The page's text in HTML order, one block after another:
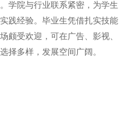
学院与行业联系紧密，为学生
践经验。毕业生凭借扎实技能
颇受欢迎，可在广告、影视、
择多样，发展空间广阔。